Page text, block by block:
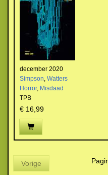
december 2020
Simpson, Watters
Horror, Misdaad
TPB
€ 16,99
Vorige